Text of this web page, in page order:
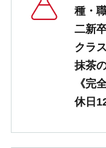
種・
二新
クラ
抹茶
《完
休日